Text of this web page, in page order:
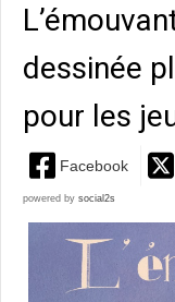
dessinée
pour les
Facebook
powered by social2s